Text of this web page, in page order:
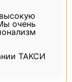
очень
ТАКСИ
меры